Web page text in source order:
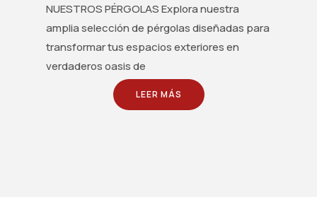
NUESTROS PÉRGOLAS Explora nuestra
amplia selección de pérgolas diseñadas para
transformar tus espacios exteriores en
verdaderos oasis de
LEER MÁS